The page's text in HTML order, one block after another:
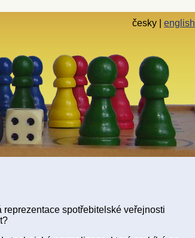
česky english
spotřebitelské veřejnosti